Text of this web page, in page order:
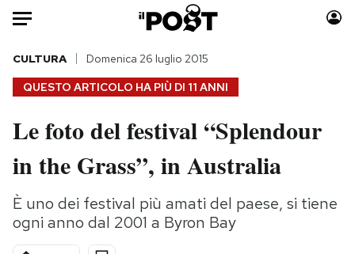
Auto
HOME
Italia
Politica
Tecnologia
Internet
Scienza
Moda
Consumismi
Storie/Idee
Ok Boomer!
QUESTO ARTICOLO HA PIÙ DI 11 ANNI
CULTURA Domenica 26 luglio 2015
Le foto del festival “Splendour
in the Grass”, in Australia
È uno dei festival più amati del paese, si tiene
ogni anno dal 2001 a Byron Bay